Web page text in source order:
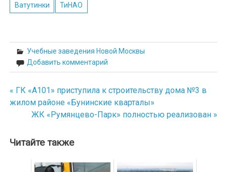
Ватутинки ТиНАО
Учебные заведения Новой Москвы
Добавить комментарий
Навигация
« ГК «А101» приступила к строительству дома №3 в
жилом районе «Бунинские кварталы»
ЖК «Румянцево-Парк» полностью реализован »
Читайте также